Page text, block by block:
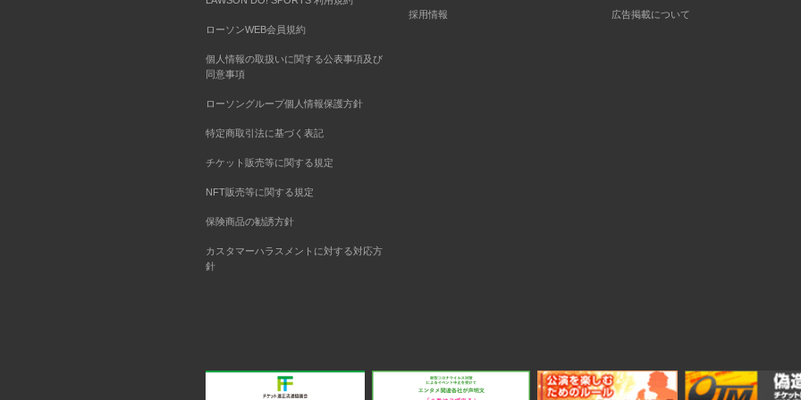
ローソンWEB会員規約
個人情報の取扱いに関する公表事項及び
同意事項
ローソングループ個人情報保護方針
特定商取引法に基づく表記
チケット販売等に関する規定
NFT販売等に関する規定
保険商品の勧誘方針
カスタマーハラスメントに対する対応方
針
採用情報 広告掲載について